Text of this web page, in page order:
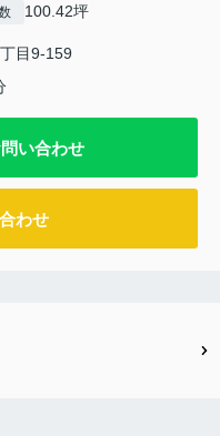
100.42坪
丁目9-159
い合わせ
わせ